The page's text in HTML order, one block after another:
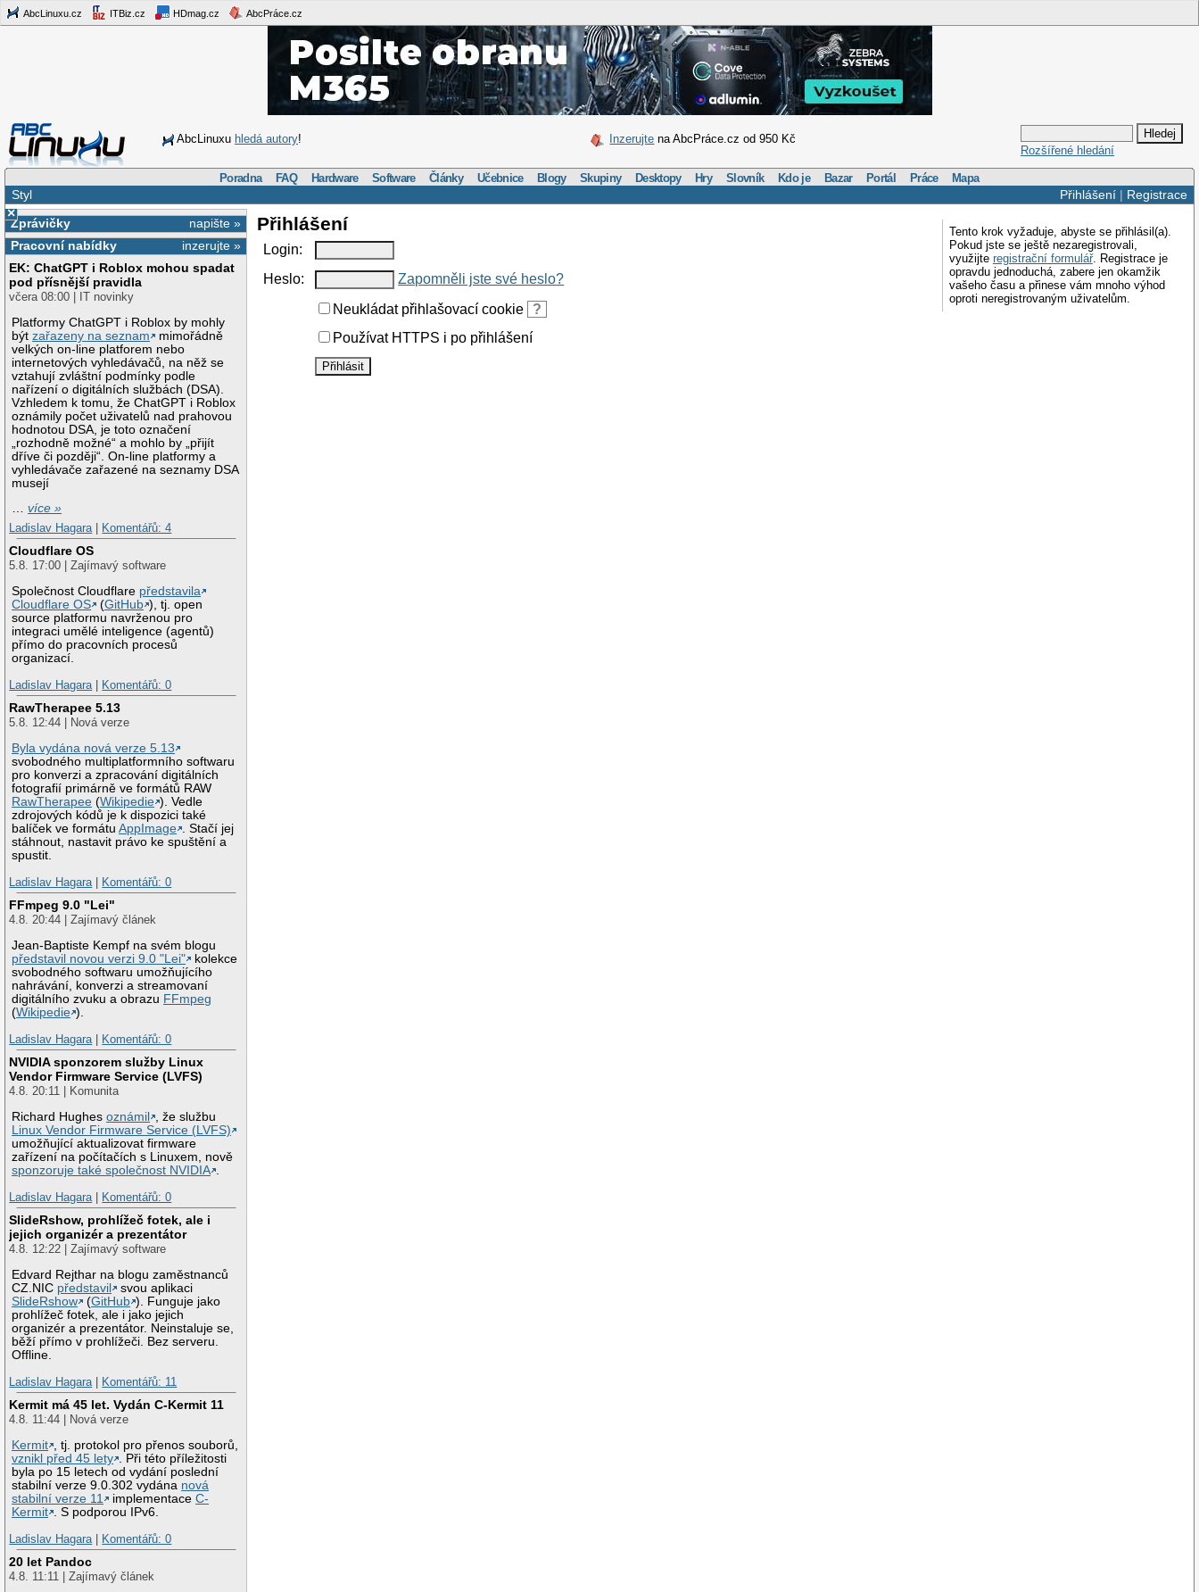
AbcLinuxu.cz ITBiz.cz HDmag.cz AbcPráce.cz
AbcLinuxu hledá autory! Inzerujte na AbcPráce.cz od 950 Kč
Rozšířené hledání
Poradna FAQ Hardware Software Články Učebnice Blogy Skupiny Desktopy Hry Slovník Kdo je Bazar Portál Práce Mapa
Přihlášení| Registrace
Styl
×
napište »
Zprávičky
inzerujte »
Pracovní nabídky
EK: ChatGPT i Roblox mohou spadat
pod přísnější pravidla
včera 08:00 | IT novinky
Platformy ChatGPT i Roblox by mohly
býtzařazeny na seznam
mimořádně
velkých on-line platforem nebo
internetových vyhledávačů, na něž se
vztahují zvláštní podmínky podle
nařízení o digitálních službách (DSA).
Vzhledem k tomu, že ChatGPT i Roblox
oznámily počet uživatelů nad prahovou
hodnotou DSA, je toto označení
„rozhodně možné“ a mohlo by „přijít
dříve či později“. On-line platformy a
vyhledávače zařazené na seznamy DSA
musejí
…více »
Ladislav Hagara
Komentářů: 4
Cloudflare OS
5.8. 17:00 | Zajímavý software
Společnost Cloudflare představila
Cloudflare OS
(GitHub ), tj. open
source platformu navrženou pro
integraci umělé inteligence (agentů)
přímo do pracovních procesů
organizací.
Ladislav Hagara
Komentářů: 0
RawTherapee 5.13
5.8. 12:44 | Nová verze
Byla vydána nová verze 5.13
svobodného multiplatformního softwaru
pro konverzi a zpracování digitálních
fotografií primárně ve formátů RAW
RawTherapee (Wikipedie ). Vedle
zdrojových kódů je k dispozici také
balíček ve formátuAppImage . Stačí jej
stáhnout, nastavit právo ke spuštění a
spustit.
Ladislav Hagara
Komentářů: 0
FFmpeg 9.0 "Lei"
4.8. 20:44 | Zajímavý článek
Jean-Baptiste Kempf na svém blogu
představil novou verzi 9.0 "Lei"
kolekce
svobodného softwaru umožňujícího
nahrávání, konverzi a streamovaní
digitálního zvuku a obrazu FFmpeg
(Wikipedie ).
Ladislav Hagara
Komentářů: 0
NVIDIA sponzorem služby Linux
Vendor Firmware Service (LVFS)
4.8. 20:11 | Komunita
Richard Hughesoznámil
, že službu
Linux Vendor Firmware Service (LVFS)
umožňující aktualizovat firmware
zařízení na počítačích s Linuxem, nově
sponzoruje také společnost NVIDIA .
Ladislav Hagara | Komentářů: 0
SlideRshow, prohlížeč fotek, ale i
jejich organizér a prezentátor
4.8. 12:22 | Zajímavý software
Edvard Rejthar na blogu zaměstnanců
CZ.NIC představil
svou aplikaci
SlideRshow
(GitHub ). Funguje jako
prohlížeč fotek, ale i jako jejich
organizér a prezentátor. Neinstaluje se,
běží přímo v prohlížeči. Bez serveru.
Offline.
Ladislav Hagara | Komentářů: 11
Kermit má 45 let. Vydán C-Kermit 11
4.8. 11:44 | Nová verze
Kermit , tj. protokol pro přenos souborů,
vznikl před 45 lety . Při této příležitosti
byla po 15 letech od vydání poslední
stabilní verze 9.0.302 vydána nová
stabilní verze 11
implementaceC-
Kermit . S podporou IPv6.
Ladislav Hagara | Komentářů: 0
20 let Pandoc
4.8. 11:11 | Zajímavý článek
Tento krok vyžaduje, abyste se přihlásil(a).
Pokud jste se ještě nezaregistrovali,
využijte registrační formulář. Registrace je
opravdu jednoduchá, zabere jen okamžik
vašeho času a přinese vám mnoho výhod
oproti neregistrovaným uživatelům.
Přihlášení
Login:
Heslo:
Zapomněli jste své heslo?
Neukládat přihlašovací cookie
?
Používat HTTPS i po přihlášení